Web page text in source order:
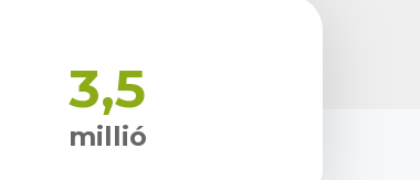
3,5
millió